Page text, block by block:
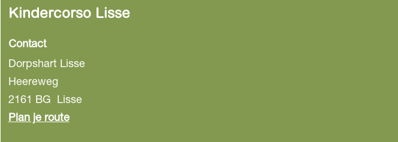
Kindercorso Lisse
Contact
Dorpshart Lisse
Heereweg
2161 BG Lisse
Plan je routen